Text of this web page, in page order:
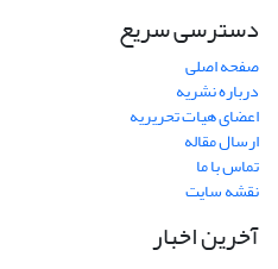
دسترسی سریع
صفحه اصلی
درباره نشریه
اعضای هیات تحریریه
ارسال مقاله
تماس با ما
نقشه سایت
آخرین اخبار